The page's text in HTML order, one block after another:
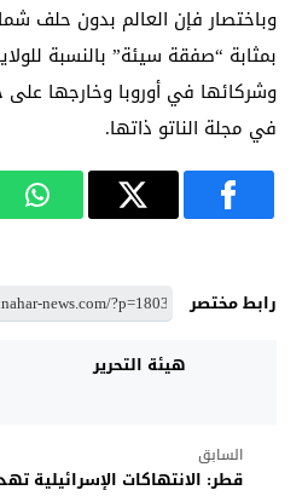
وباختصار فإن العالم بدون حلف
بمثابة “صفقة سيئة” بالنسبة
وشركائها في أوروبا وخارجها
في مجلة الناتو ذاتها.
رابط مختصر
هيئة التحرير
السابق
قطر: الانتهاكات الإسرائيلية